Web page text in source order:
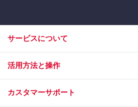
サービスについて
活用方法と操作
カスタマーサポート